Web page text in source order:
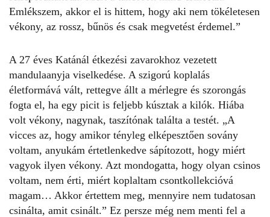
Emlékszem, akkor el is hittem, hogy aki nem tökéletesen
vékony, az rossz, bűnös és csak megvetést érdemel.”
A 27 éves Katánál étkezési zavarokhoz vezetett
mandulaanyja viselkedése. A szigorú koplalás
életformává vált, rettegve állt a mérlegre és szorongás
fogta el, ha egy picit is feljebb kúsztak a kilók. Hiába
volt vékony, nagynak, taszítónak találta a testét. „A
vicces az, hogy amikor tényleg elképesztően sovány
voltam, anyukám értetlenkedve sápítozott, hogy miért
vagyok ilyen vékony. Azt mondogatta, hogy olyan csinos
voltam, nem érti, miért koplaltam csontkollekcióvá
magam… Akkor értettem meg, mennyire nem tudatosan
csinálta, amit csinált.” Ez persze még nem menti fel a